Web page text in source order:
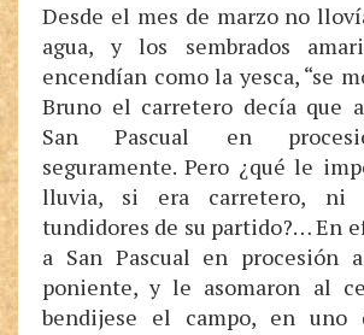
Desde el mes de marzo no
agua, y los sembrados
encendían como la yesca, “se
Bruno el carretero decía que
San Pascual en
seguramente. Pero ¿qué le
lluvia, si era carretero, ni
tundidores de su partido?… En
a San Pascual en procesión
poniente, y le asomaron al
bendijese el campo, en uno